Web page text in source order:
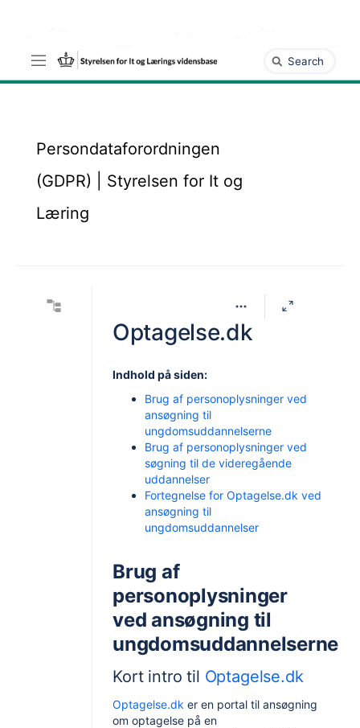
assistive.skiplink.to.breadcrumbs
assistive.skiplink.to.header.menu
assistive.skiplink.to.action.menu
Hurtig
søgning
Persondataforordningen
(GDPR) | Styrelsen for It og
Læring
Optagelse.dk
Indhold på siden:
Brug af personoplysninger ved
ansøgning til
ungdomsuddannelserne
Brug af personoplysninger ved
søgning til de videregående
uddannelser
Fortegnelse for Optagelse.dk ved
ansøgning til
ungdomsuddannelser
Brug af
personoplysninger
ved ansøgning til
ungdomsuddannelserne
Kort intro til Optagelse.dk
Optagelse.dk er en portal til ansøgning
om optagelse på en